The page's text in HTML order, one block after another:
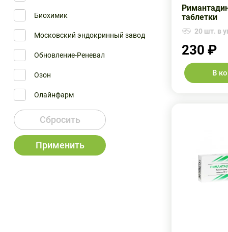
Биохимик
Московский эндокринный завод
Обновление-Реневал
Озон
Олайнфарм
Татхимфармпрепараты
Усолье
Фармстандарт
Сбросить
Применить
таблетки
20 шт. в
230 ₽
В